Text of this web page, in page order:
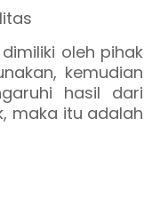
oleh pihak
kemudian
hasil dari
maka itu adalah